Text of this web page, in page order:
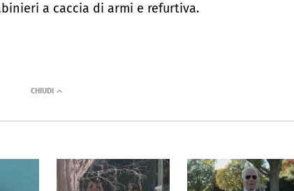
a caccia di armi e refurtiva.